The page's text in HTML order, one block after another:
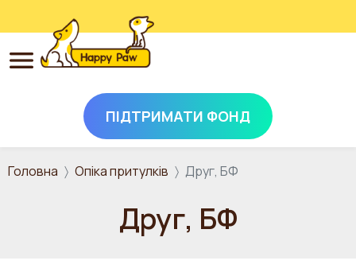
Перейти до основного вмісту
ПІДТРИМАТИ ФОНД
Головна Опіка притулків Друг, БФ
Друг, БФ